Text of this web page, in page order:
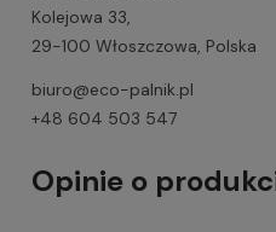
Kolejowa 33,
29-100 Włoszczowa, Polska
biuro@eco-palnik.pl
+48 604 503 547
Opinie o